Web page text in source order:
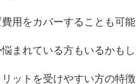
用をカバーすることも可能
まれている方もいるかもし
ットを受けやすい方の特徴